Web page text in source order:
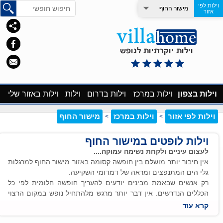
וילות בצפון וילות במרכז וילות בדרום וילות וילות באזור שלי
וילות לפי אזור > וילות במרכז > מישור החוף
וילות לפי
אזור
מישור החוף
וילות לופטים במישור החוף
לעצום עיניים ולקחת נשימה עמוקה....
אין חיבור יותר מושלם בין חופשה קסומה באזור מישור החוף למרגלות
גלי הים המתנפצים ומראה של דמדומי השקיעה.
רק אנשים שבאמת מבינים יודעים להעריך חופשה חלומית לפי כל
הכללים הנדרשים. אין דבר יותר מרגש מלהתחיל נופש במקום הרצוי
והמועדף עליכם ביותר.
קרא עוד